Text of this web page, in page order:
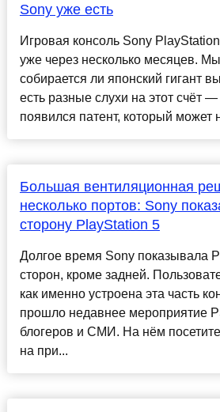
Sony уже есть
Игровая консоль Sony
уже через несколько месяцев.
собирается ли японский гигант
есть разные слухи на этот счёт
появился патент, который может
Большая вентиляционная
несколько портов: Sony
сторону PlayStation 5
Долгое время Sony показывала
сторон, кроме задней.
как именно устроена эта часть
прошло недавнее мероприятие
блогеров и СМИ. На нём
на при...